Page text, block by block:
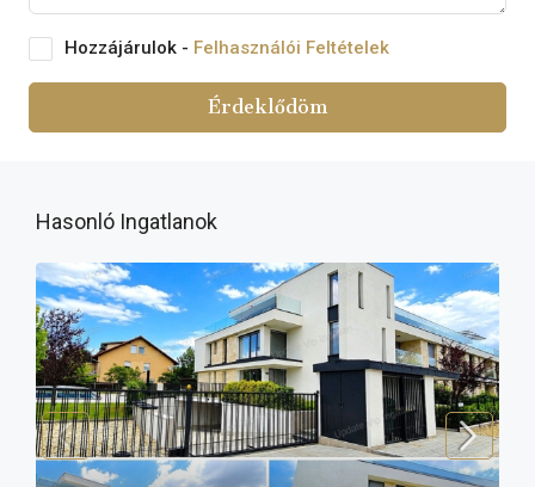
Hozzájárulok - Felhasználói Feltételek
Érdeklődöm
Hasonló Ingatlanok